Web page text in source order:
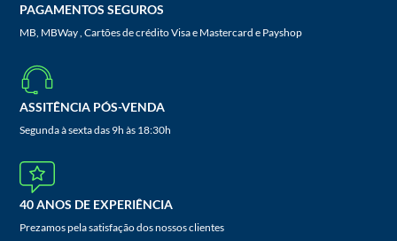
PAGAMENTOS SEGUROS
MB, MBWay , Cartões de crédito Visa e Mastercard e Payshop
ASSITÊNCIA PÓS-VENDA
Segunda à sexta das 9h às 18:30h
40 ANOS DE EXPERIÊNCIA
Prezamos pela satisfação dos nossos clientes